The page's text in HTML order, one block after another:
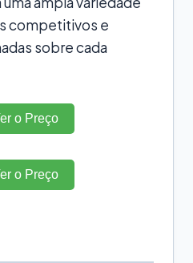
competitivos e
sobre cada
o Preço
o Preço